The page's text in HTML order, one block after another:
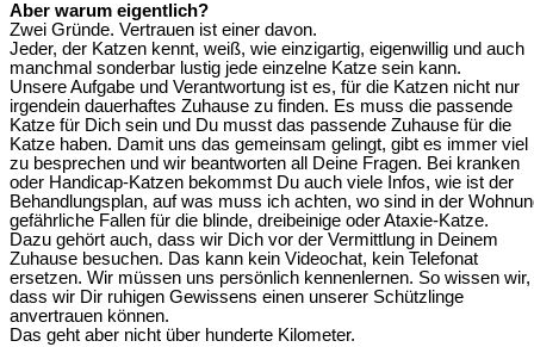
Aber warum eigentlich?
Zwei Gründe. Vertrauen ist einer davon.
Jeder, der Katzen kennt, weiß, wie einzigartig, eigenwillig und auch
manchmal sonderbar lustig jede einzelne Katze sein kann.
Unsere Aufgabe und Verantwortung ist es, für die Katzen nicht nur
irgendein dauerhaftes Zuhause zu finden. Es muss die passende
Katze für Dich sein und Du musst das passende Zuhause für die
Katze haben. Damit uns das gemeinsam gelingt, gibt es immer viel
zu besprechen und wir beantworten all Deine Fragen. Bei kranken
oder Handicap-Katzen bekommst Du auch viele Infos, wie ist der
Behandlungsplan, auf was muss ich achten, wo sind in der
gefährliche Fallen für die blinde, dreibeinige oder Ataxie-Katze.
Dazu gehört auch, dass wir Dich vor der Vermittlung in Deinem
Zuhause besuchen. Das kann kein Videochat, kein Telefonat
ersetzen. Wir müssen uns persönlich kennenlernen. So wissen wir,
dass wir Dir ruhigen Gewissens einen unserer Schützlinge
anvertrauen können.
Das geht aber nicht über hunderte Kilometer.